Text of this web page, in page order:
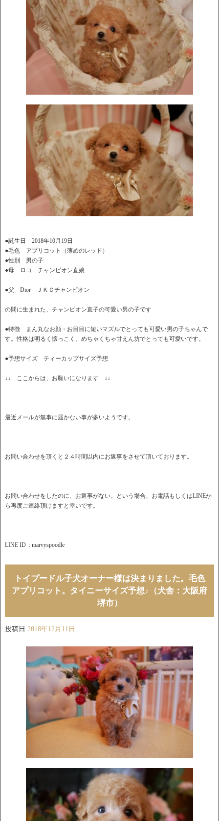
●誕生日 2018年10月19日
●毛色 アプリコット（薄めのレッド）
●性別 男の子
●母 ロコ チャンピオン直娘
●父 Dior ＪＫＣチャンピオン
の間に生まれた、チャンピオン直子の可愛い男の子です
●特徴 まん丸なお顔・お目目に短いマズルでとっても可愛い男の子ちゃんで
す。性格は明るく懐っこく、めちゃくちゃ甘えん坊でとっても可愛いです。
●予想サイズ ティーカップサイズ予想
↓↓ ここからは、お願いになります ↓↓
最近メールが無事に届かない事が多いようです。
お問い合わせを頂くと２４時間以内にお返事をさせて頂いております。
お問い合わせをしたのに、お返事がない。という場合、お電話もしくはLINEか
ら再度ご連絡頂けますと幸いです。
LINE ID : marvyspoodle
トイプードル子犬オーナー様は決まりました。毛色
アプリコット。タイニーサイズ予想♪（犬舎：大阪府
堺市）
投稿日 2018年12月11日